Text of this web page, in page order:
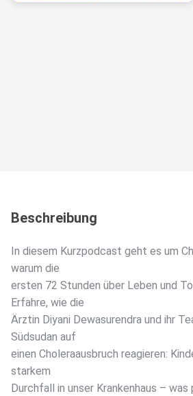
Beschreibung
In diesem Kurzpodcast geht es um
warum die
ersten 72 Stunden über Leben und
Erfahre, wie die
Ärztin Diyani Dewasurendra und ihr
Südsudan auf
einen Choleraausbruch reagieren:
starkem
Durchfall in unser Krankenhaus – was